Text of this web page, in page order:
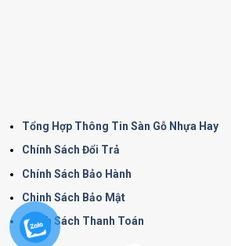
Tổng Hợp Thông Tin Sàn Gỗ Nhựa Hay
Chính Sách Đổi Trả
Chính Sách Bảo Hành
Chinh Sách Bảo Mật
Chính Sách Thanh Toán